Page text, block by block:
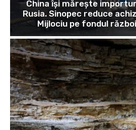
China își mărește
Rusia. Sinopec reduce
Mijlociu pe fondul